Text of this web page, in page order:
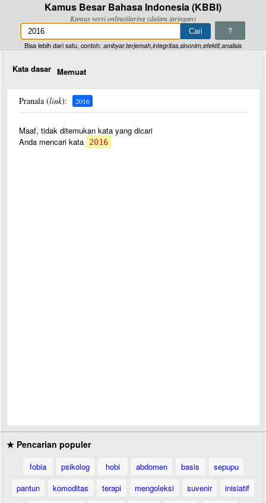
Kamus Besar Bahasa Indonesia (KBBI)
Kamus versi online/daring (dalam jaringan)
?
Bisa lebih dari satu, contoh: ambyar,terjemah,integritas,sinonim,efektif,analisis
Kata dasar Memuat
Pranala (link): 2016
Maaf, tidak ditemukan kata yang dicari
Anda mencari kata
2016
★ Pencarian populer
fobia psikolog hobi abdomen basis
sepupu
pantun
komoditas terapi mengoleksi suvenir
inisiatif